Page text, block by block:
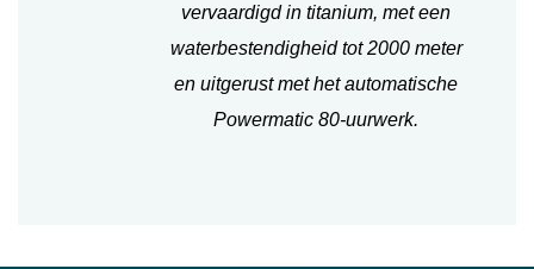
vervaardigd in titanium, met een
waterbestendigheid tot 2000 meter
en uitgerust met het automatische
Powermatic 80-uurwerk.